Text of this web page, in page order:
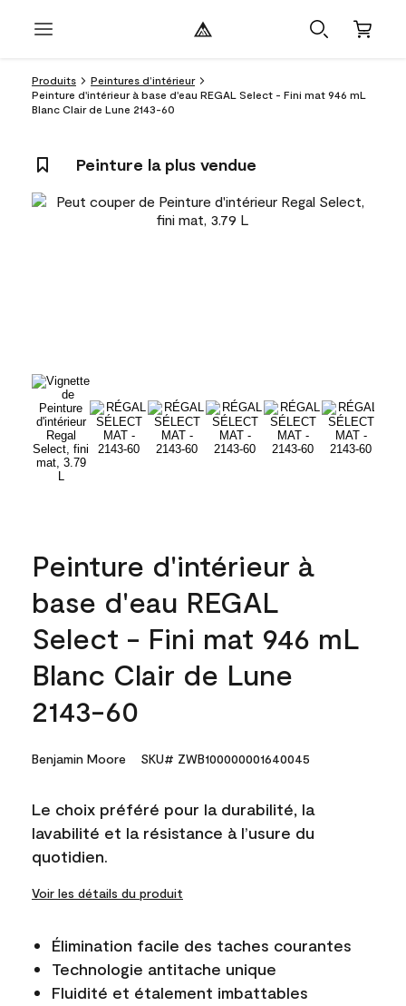
Produits
Peintures d’intérieur
Peinture d'intérieur à base d'eau REGAL Select - Fini mat 946 mL
Blanc Clair de Lune 2143-60
Peinture la plus vendue
Peinture d'intérieur à
base d'eau REGAL
Select - Fini mat 946 mL
Blanc Clair de Lune
2143-60
Benjamin Moore SKU# ZWB100000001640045
Le choix préféré pour la durabilité, la
lavabilité et la résistance à l’usure du
quotidien.
Voir les détails du produit
Élimination facile des taches courantes
Technologie antitache unique
Fluidité et étalement imbattables